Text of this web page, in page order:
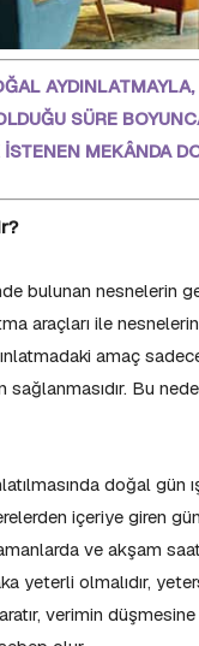
SÜRE
MEKÂNDA
bulunan nesnelerin
araçları ile
amaç
sağlanmasıdır. Bu
doğal gün
içeriye giren
ve akşam
yeterli olmalıdır,
verimin